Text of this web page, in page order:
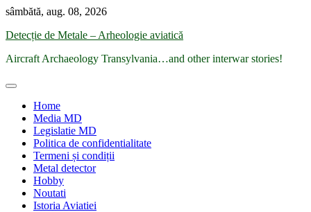
Skip
content
sâmbătă, aug. 08, 2026
Detecție de Metale – Arheologie aviatică
Aircraft Archaeology Transylvania…and other interwar stories!
Home
Media MD
Legislatie MD
Politica de confidentialitate
Termeni și condiții
Metal detector
Hobby
Noutati
Istoria Aviatiei